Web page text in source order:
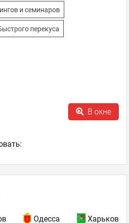
и семинаров
перекуса
В окне
Одесса Харьков